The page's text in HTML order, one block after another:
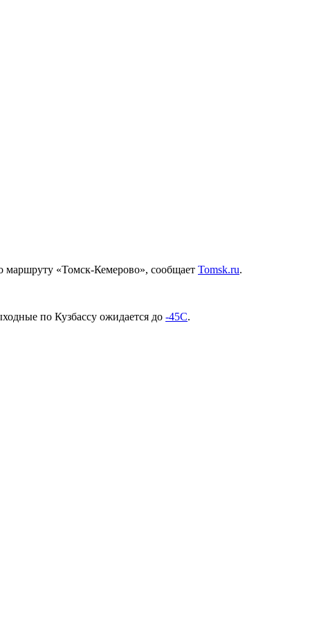
маршруту «Томск-Кемерово», сообщает Tomsk.ru.
по Кузбассу ожидается до -45С.